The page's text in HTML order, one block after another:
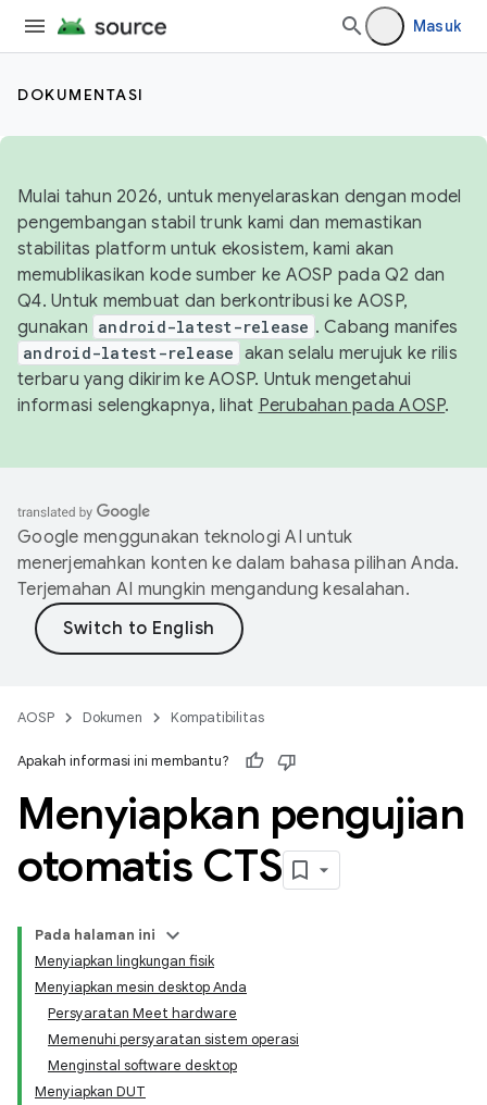
Masuk
DOKUMENTASI
Mulai tahun 2026, untuk menyelaraskan dengan model
pengembangan stabil trunk kami dan memastikan
stabilitas platform untuk ekosistem, kami akan
memublikasikan kode sumber ke AOSP pada Q2 dan
Q4. Untuk membuat dan berkontribusi ke AOSP,
gunakan android-latest-release . Cabang manifes
android-latest-release akan selalu merujuk ke rilis
terbaru yang dikirim ke AOSP. Untuk mengetahui
informasi selengkapnya, lihat Perubahan pada AOSP.
Google menggunakan teknologi AI untuk
menerjemahkan konten ke dalam bahasa pilihan Anda.
Terjemahan AI mungkin mengandung kesalahan.
AOSP Dokumen Kompatibilitas
Apakah informasi ini membantu?
Menyiapkan pengujian
otomatis CTS
Pada halaman ini
Menyiapkan lingkungan fisik
Menyiapkan mesin desktop Anda
Persyaratan Meet hardware
Memenuhi persyaratan sistem operasi
Menginstal software desktop
Menyiapkan DUT